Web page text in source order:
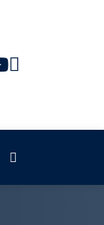
Newsletter